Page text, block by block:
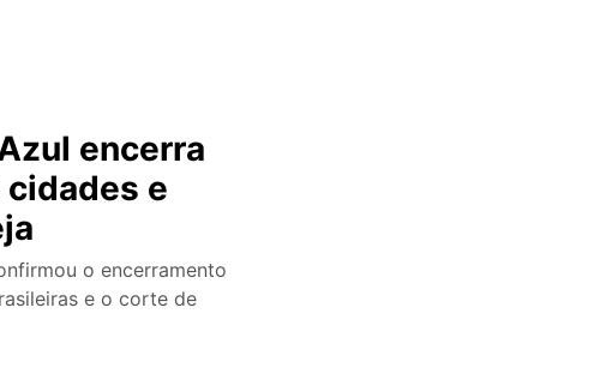
encerra
e
o encerramento
e o corte de